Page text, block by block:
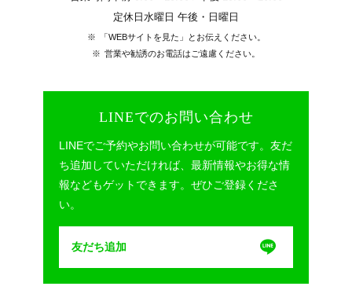
定休日水曜日 午後・日曜日
「WEBサイトを見た」とお伝えください。
営業や勧誘のお電話はご遠慮ください。
LINEでのお問い合わせ
LINEでご予約やお問い合わせが可能です。友だ
ち追加していただければ、最新情報やお得な情
報などもゲットできます。ぜひご登録くださ
い。
友だち追加